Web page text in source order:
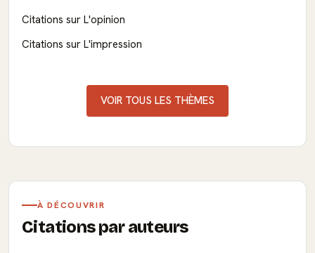
Citations sur L'opinion
Citations sur L'impression
VOIR TOUS LES THÈMES
À DÉCOUVRIR
Citations par auteurs